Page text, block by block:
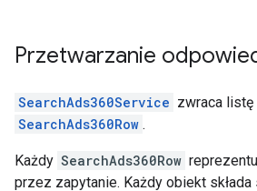
Przetwarzanie
SearchAds360Service zwraca
SearchAds360Row .
Każdy SearchAds360Row
przez zapytanie. Każdy obiekt